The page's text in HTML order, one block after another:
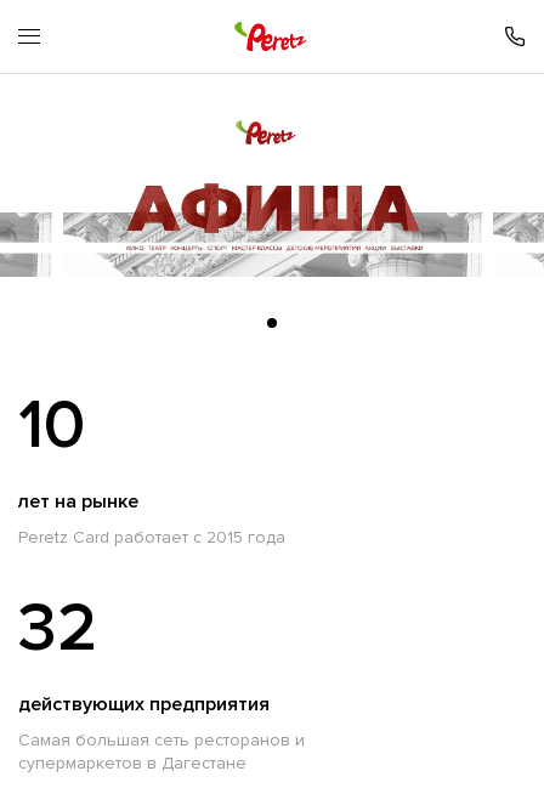
10
лет на рынке
Peretz Card работает с 2015 года
32
действующих предприятия
Самая большая сеть ресторанов и
супермаркетов в Дагестане